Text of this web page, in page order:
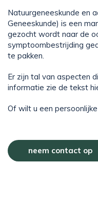
Natuurgeneeskunde en
Geneeskunde) is een
gezocht wordt naar de
symptoombestrijding
te pakken.
Er zijn tal van aspecten
informatie zie de tekst
Of wilt u een
neem contact op